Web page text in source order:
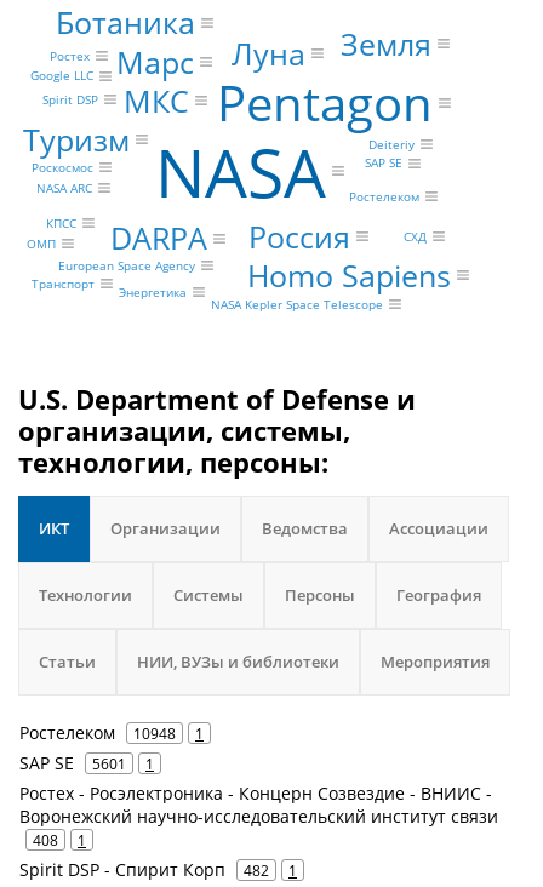
NASA
Pentagon
DARPA
МКС
Россия
Земля
Луна
Марс
Homo Sapiens
Туризм
Ботаника
Ростелеком
SAP SE
Ростех
Spirit DSP
Google LLC
Deiteriy
NASA ARC
European Space Agency
Роскосмос
КПСС
Транспорт
Энергетика
СХД
ОМП
NASA Kepler Space Telescope
U.S. Department of Defense и
организации, системы,
технологии, персоны:
ИКТ Организации Ведомства Ассоциации
Технологии Системы Персоны География
Статьи НИИ, ВУЗы и библиотеки Мероприятия
Ростелеком 10948 1
SAP SE 5601 1
Ростех - Росэлектроника - Концерн Созвездие - ВНИИС -
Воронежский научно-исследовательский институт связи
408 1
Spirit DSP - Спирит Корп 482 1